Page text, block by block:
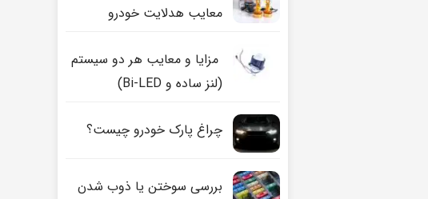
معایب هدلایت خودرو
مزایا و معایب هر دو سیستم
(لنز ساده و Bi-LED)
چراغ پارک خودرو چیست؟
بررسی سوختن یا ذوب شدن